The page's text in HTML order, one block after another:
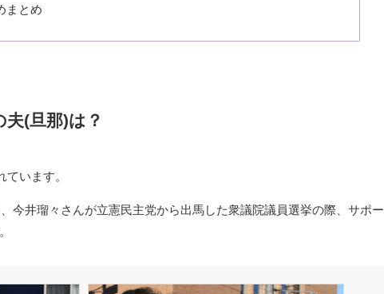
まとめ
夫(旦那)は？
います。
今井瑠々さんが立憲民主党から出馬した衆議院議員選挙の際、サポー